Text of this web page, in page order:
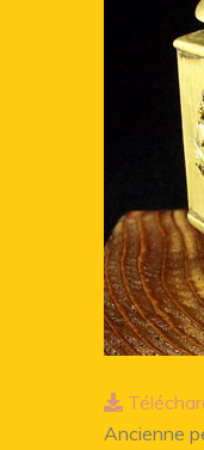
Ancienne